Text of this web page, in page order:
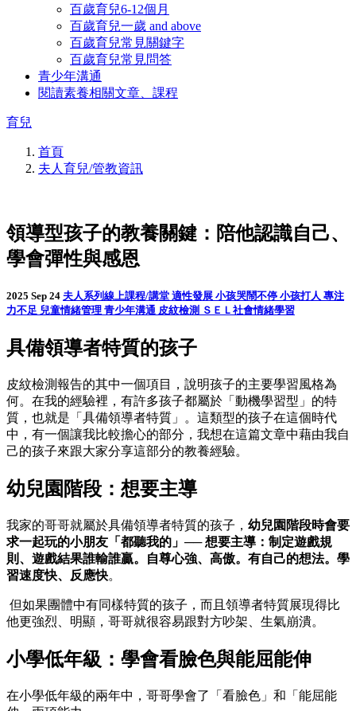
百歲育兒6-12個月
百歲育兒一歲 and above
百歲育兒常見關鍵字
百歲育兒常見問答
青少年溝通
閱讀素養相關文章、課程
育兒
首頁
夫人育兒/管教資訊
領導型孩子的教養關鍵：陪他認識自己、
學會彈性與感恩
2025 Sep 24 夫人系列線上課程/講堂 適性發展 小孩哭鬧不停 小孩打人 專注
力不足 兒童情緒管理 青少年溝通 皮紋檢測 ＳＥＬ社會情緒學習
具備領導者特質的孩子
皮紋檢測報告的其中一個項目，說明孩子的主要學習風格為
何。在我的經驗裡，有許多孩子都屬於「動機學習型」的特
質，也就是「具備領導者特質」。這類型的孩子在這個時代
中，有一個讓我比較擔心的部分，我想在這篇文章中藉由我自
己的孩子來跟大家分享這部分的教養經驗。
幼兒園階段：想要主導
我家的哥哥就屬於具備領導者特質的孩子， 幼兒園階段時會要
求一起玩的小朋友「都聽我的」── 想要主導：制定遊戲規
則、遊戲結果誰輸誰贏。自尊心強、高傲。有自己的想法。學
習速度快、反應快。
但如果團體中有同樣特質的孩子，而且領導者特質展現得比
他更強烈、明顯，哥哥就很容易跟對方吵架、生氣崩潰。
小學低年級：學會看臉色與能屈能伸
在小學低年級的兩年中，哥哥學會了「看臉色」和「能屈能